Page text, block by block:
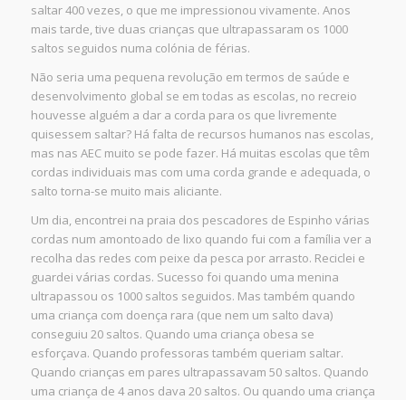
saltar 400 vezes, o que me impressionou vivamente. Anos
mais tarde, tive duas crianças que ultrapassaram os 1000
saltos seguidos numa colónia de férias.
Não seria uma pequena revolução em termos de saúde e
desenvolvimento global se em todas as escolas, no recreio
houvesse alguém a dar a corda para os que livremente
quisessem saltar? Há falta de recursos humanos nas escolas,
mas nas AEC muito se pode fazer. Há muitas escolas que têm
cordas individuais mas com uma corda grande e adequada, o
salto torna-se muito mais aliciante.
Um dia, encontrei na praia dos pescadores de Espinho várias
cordas num amontoado de lixo quando fui com a família ver a
recolha das redes com peixe da pesca por arrasto. Reciclei e
guardei várias cordas. Sucesso foi quando uma menina
ultrapassou os 1000 saltos seguidos. Mas também quando
uma criança com doença rara (que nem um salto dava)
conseguiu 20 saltos. Quando uma criança obesa se
esforçava. Quando professoras também queriam saltar.
Quando crianças em pares ultrapassavam 50 saltos. Quando
uma criança de 4 anos dava 20 saltos. Ou quando uma criança